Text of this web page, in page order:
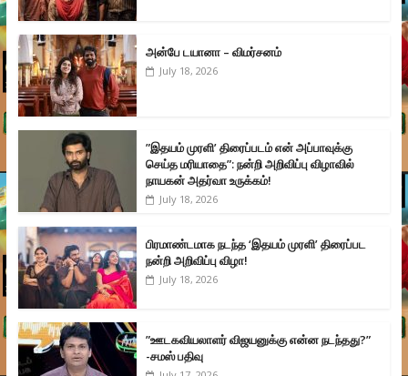
அன்பே டயானா – விமர்சனம்
July 18, 2026
”இதயம் முரளி’ திரைப்படம் என் அப்பாவுக்கு
செய்த மரியாதை”: நன்றி அறிவிப்பு விழாவில்
நாயகன் அதர்வா உருக்கம்!
July 18, 2026
பிரமாண்டமாக நடந்த ‘இதயம் முரளி’ திரைப்பட
நன்றி அறிவிப்பு விழா!
July 18, 2026
”ஊடகவியலாளர் விஜயனுக்கு என்ன நடந்தது?”
-சமஸ் பதிவு